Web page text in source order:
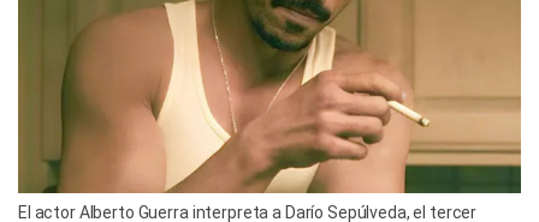
El actor Alberto Guerra interpreta a Darío Sepúlveda, el tercer